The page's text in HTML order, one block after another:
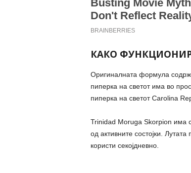
КАКО
Оригиналната формула
пиперка на светот има во
пиперка на светот Carolina
Trinidad Moruga Skorpion има
од активните состојки.
користи секојдневно.